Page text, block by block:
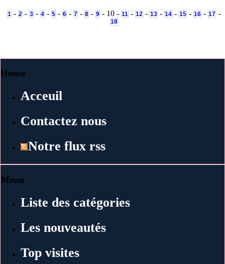
1 - 2 - 3 - 4 - 5 - 6 - 7 - 8 - 9 - 10 - 11 - 12 - 13 - 14 - 15 - 16 - 17 -
18
Home
Acceuil
Contactez nous
Notre flux rss
Menu
Liste des catégories
Les nouveautés
Top visites